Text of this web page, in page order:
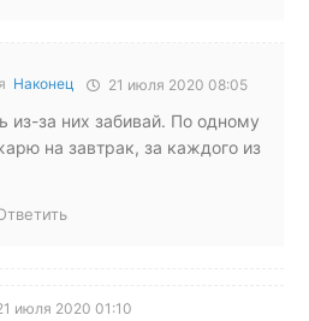
Наконец 21 июля 2020 08:05
из-за них забивай. По одному
на завтрак, за каждого из
июля 2020 01:10